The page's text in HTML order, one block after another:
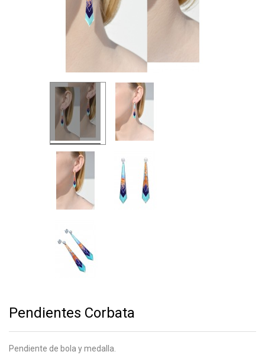
Pendientes Corbata
Pendiente de bola y medalla.